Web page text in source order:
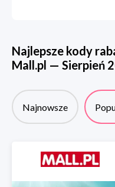
Najlepsze kody
Mall.pl — Sierpień
Najnowsze